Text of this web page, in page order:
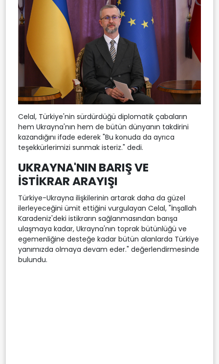
Celal, Türkiye'nin sürdürdüğü diplomatik çabaların
hem Ukrayna'nın hem de bütün dünyanın takdirini
kazandığını ifade ederek "Bu konuda da ayrıca
teşekkürlerimizi sunmak isteriz." dedi.
UKRAYNA'NIN BARIŞ VE
İSTİKRAR ARAYIŞI
Türkiye-Ukrayna ilişkilerinin artarak daha da güzel
ilerleyeceğini ümit ettiğini vurgulayan Celal, "İnşallah
Karadeniz'deki istikrarın sağlanmasından barışa
ulaşmaya kadar, Ukrayna'nın toprak bütünlüğü ve
egemenliğine desteğe kadar bütün alanlarda Türkiye
yanımızda olmaya devam eder." değerlendirmesinde
bulundu.